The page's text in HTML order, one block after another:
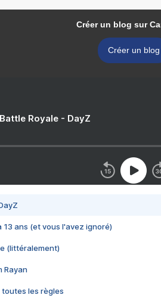
Créer un blog sur
Créer un blog
Royale - DayZ
13 ans (et vous l'avez ignoré)
(littéralement)
Rayan
toutes les règles